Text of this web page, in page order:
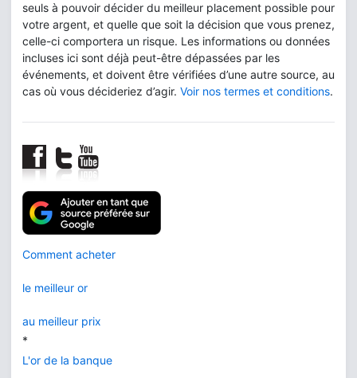
seuls à pouvoir décider du meilleur placement possible pour
votre argent, et quelle que soit la décision que vous prenez,
celle-ci comportera un risque. Les informations ou données
incluses ici sont déjà peut-être dépassées par les
événements, et doivent être vérifiées d’une autre source, au
cas où vous décideriez d’agir. Voir nos termes et conditions.
Comment acheter
le meilleur or
au meilleur prix
*
L'or de la banque